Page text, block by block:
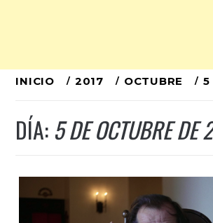
Ir
contenido
INICIO 2017 OCTUBRE 5
DÍA: 5 DE OCTUBRE DE